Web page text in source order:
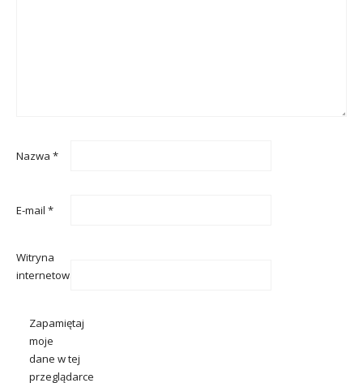
Nazwa *
E-mail *
Witryna
internetowa
Zapamiętaj
moje
dane w tej
przeglądarce